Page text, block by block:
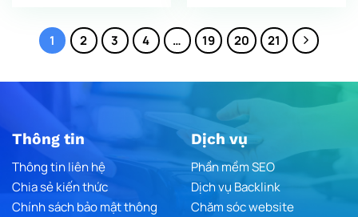
1 2 3 4 … 19 20 21
Thông tin
Thông tin liên hệ
Chia sẻ kiến thức
Chính sách bảo mật thông
Dịch vụ
Phần mềm SEO
Dịch vụ Backlink
Chăm sóc website